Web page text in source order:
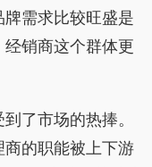
需求比较旺盛是
销商这个群体更
了市场的热捧。
的职能被上下游